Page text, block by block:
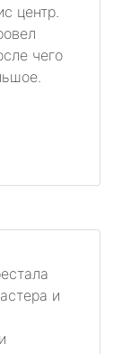
центр.
чего
и